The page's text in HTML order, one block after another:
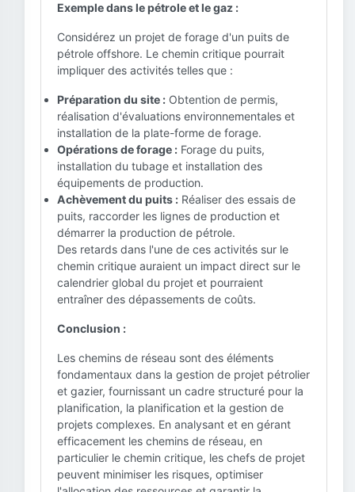
Exemple dans le pétrole et le gaz :
Considérez un projet de forage d'un puits de
pétrole offshore. Le chemin critique pourrait
impliquer des activités telles que :
Préparation du site : Obtention de permis,
réalisation d'évaluations environnementales et
installation de la plate-forme de forage.
Opérations de forage : Forage du puits,
installation du tubage et installation des
équipements de production.
Achèvement du puits : Réaliser des essais de
puits, raccorder les lignes de production et
démarrer la production de pétrole.
Des retards dans l'une de ces activités sur le
chemin critique auraient un impact direct sur le
calendrier global du projet et pourraient
entraîner des dépassements de coûts.
Conclusion :
Les chemins de réseau sont des éléments
fondamentaux dans la gestion de projet pétrolier
et gazier, fournissant un cadre structuré pour la
planification, la planification et la gestion de
projets complexes. En analysant et en gérant
efficacement les chemins de réseau, en
particulier le chemin critique, les chefs de projet
peuvent minimiser les risques, optimiser